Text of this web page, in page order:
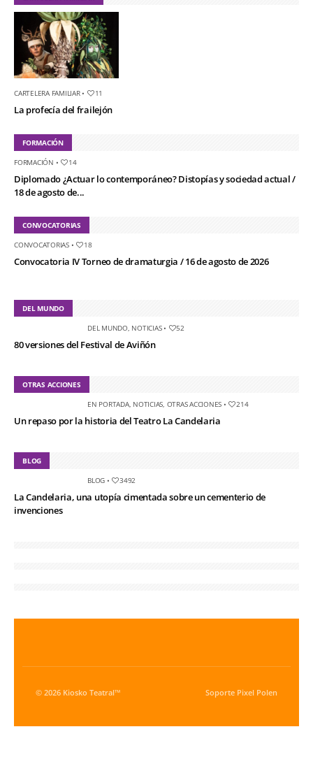
CARTELERA FAMILIAR• 11
La profecía del frailejón
FORMACIÓN
FORMACIÓN • 14
Diplomado ¿Actuar lo contemporáneo? Distopías y sociedad actual /
18 de agosto de...
CONVOCATORIAS
CONVOCATORIAS• 18
Convocatoria IV Torneo de dramaturgia / 16 de agosto de 2026
DEL MUNDO
DEL MUNDO, NOTICIAS• 52
80 versiones del Festival de Aviñón
OTRAS ACCIONES
EN PORTADA, NOTICIAS OTRAS ACCIONES • 214
Un repaso por la historia del Teatro La Candelaria
BLOG
BLOG • 3492
La Candelaria, una utopía cimentada sobre un cementerio de
invenciones
© 2026 Kiosko Teatral™ Soporte Pixel Polen